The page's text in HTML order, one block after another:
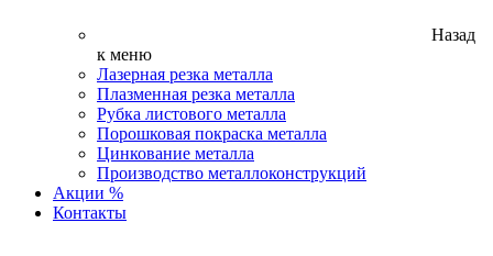
Назад
к меню
Лазерная резка металла
Плазменная резка металла
Рубка листового металла
Порошковая покраска металла
Цинкование металла
Производство металлоконструкций
Акции %
Контакты